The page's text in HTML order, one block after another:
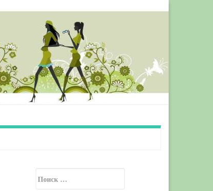
Secondary Sidebar